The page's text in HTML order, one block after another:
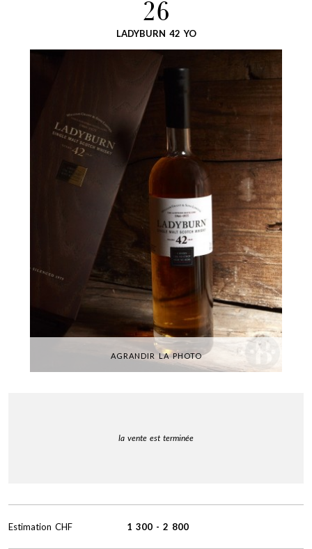
26
LADYBURN 42 YO
AGRANDIR LA PHOTO
la vente est terminée
Estimation CHF 1 300 - 2 800